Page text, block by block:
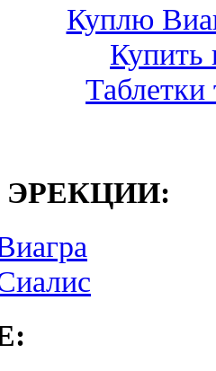
Куплю
Купить
Таблетки